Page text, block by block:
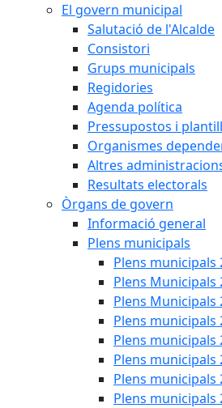
El govern municipal
Salutació de l'Alcalde
Consistori
Grups municipals
Regidories
Agenda política
Pressupostos i
Organismes
Altres
Resultats electorals
Òrgans de govern
Informació general
Plens municipals
Plens municipals
Plens Municipals
Plens Municipals
Plens municipals
Plens municipals
Plens municipals
Plens municipals
Plens municipals